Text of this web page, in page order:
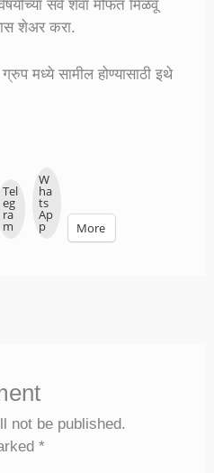
सर्व शेवा मोफत मिळवू
शेअर करा.
मध्ये सामील होण्यासाठी इथे
Tel
eg
ra
m
W
ha
ts
Ap
p More
not be published.
*